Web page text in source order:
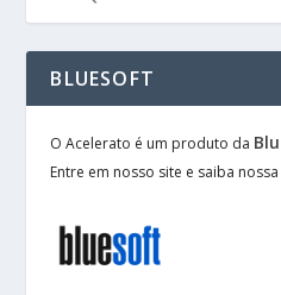
BLUESOFT
O Acelerato é um produto da
Entre em nosso site e saiba